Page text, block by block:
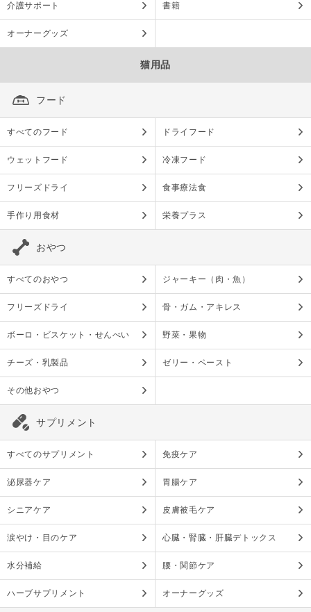
介護サポート 書籍
オーナーグッズ
猫用品
フード
すべてのフード ドライフード
ウェットフード 冷凍フード
フリーズドライ 食事療法食
手作り用食材 栄養プラス
おやつ
すべてのおやつ ジャーキー（肉・魚）
フリーズドライ 骨・ガム・アキレス
ボーロ・ビスケット・せんべい 野菜・果物
チーズ・乳製品 ゼリー・ペースト
その他おやつ
サプリメント
すべてのサプリメント 免疫ケア
泌尿器ケア 胃腸ケア
シニアケア 皮膚被毛ケア
涙やけ・目のケア 心臓・腎臓・肝臓デトックス
水分補給 腰・関節ケア
ハーブサプリメント オーナーグッズ